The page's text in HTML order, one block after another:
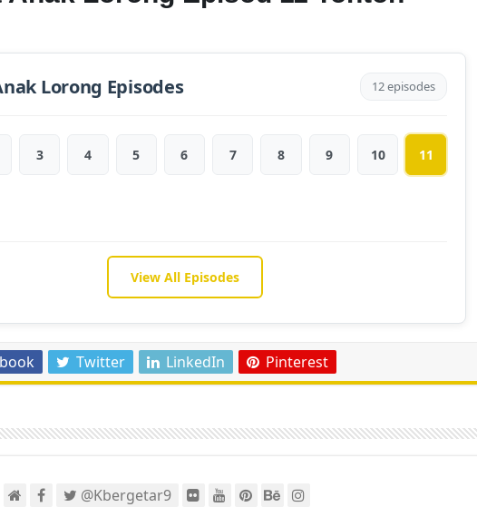
Lorong Episodes 12 episodes
3 4 5 6 7 8 9 10 11
View All Episodes
Twitter LinkedIn Pinterest
@Kbergetar9